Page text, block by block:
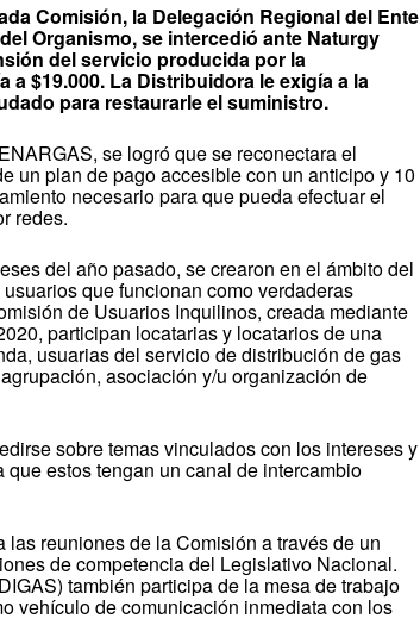
Comisión, la Delegación Regional del Ente
Organismo, se intercedió ante Naturgy
del servicio producida por la
$19.000. La Distribuidora le exigía a la
para restaurarle el suministro.
se logró que se reconectara el
un plan de pago accesible con un anticipo y 10
necesario para que pueda efectuar el
redes.
del año pasado, se crearon en el ámbito del
que funcionan como verdaderas
de Usuarios Inquilinos, creada mediante
participan locatarias y locatarios de una
usuarias del servicio de distribución de gas
asociación y/u organización de
sobre temas vinculados con los intereses y
estos tengan un canal de intercambio
reuniones de la Comisión a través de un
de competencia del Legislativo Nacional.
también participa de la mesa de trabajo
vehículo de comunicación inmediata con los